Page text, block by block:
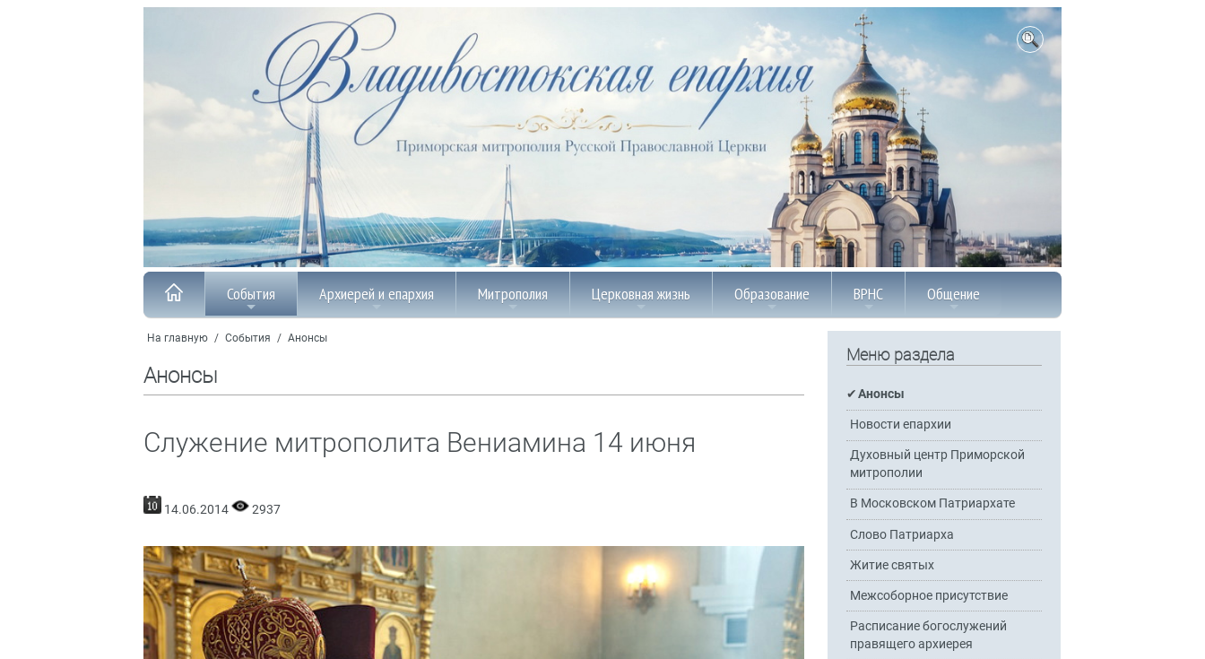
События Архиерей и епархия Митрополия Церковная жизнь Образование ВРНС Общение
На главную / События / Анонсы
Анонсы
Служение митрополита Вениамина 14 июня
14.06.2014 2937
Меню раздела
Анонсы
Новости епархии
Духовный центр Приморской
митрополии
В Московском Патриархате
Слово Патриарха
Житие святых
Межсоборное присутствие
Расписание богослужений
правящего архиерея